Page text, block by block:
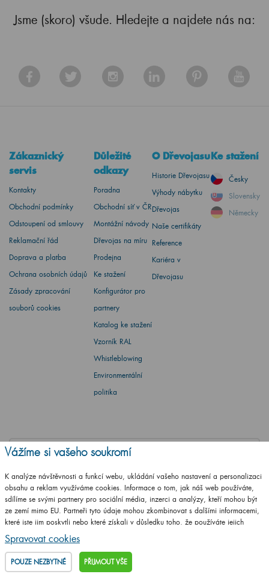
Jsme (skoro) všude. Hledejte a najdete nás na:
Zákaznický
servis
Kontakty
Obchodní podmínky
Odstoupení od smlouvy
Reklamační řád
Doprava a platba
Ochrana osobních údajů
Zásady zpracování
souborů cookies
Důležité
odkazy
Poradna
Obchodní síť v ČR
Montážní návody
Dřevojas na míru
Prodejna
Ke stažení
Konfigurátor pro
partnery
Katalog ke stažení
Vzorník RAL
Whistleblowing
Environmentální
politika
O Dřevojasu
Historie Dřevojasu
Výhody nábytku
Dřevojas
Naše certifikáty
Reference
Kariéra v
Dřevojasu
Ke stažení
Česky
Slovensky
Německy
Barbora Stoklasová
Máte dotaz? Ptejte se
+420461 653 937
Po - Pá: 8-17 hod.
info@drevojas.cz
Vážíme si vašeho soukromí
K analýze návštěvnosti a funkcí webu, ukládání vašeho nastavení a personalizaci
obsahu a reklam využíváme cookies. Informace o tom, jak náš web používáte,
sdílíme se svými partnery pro sociální média, inzerci a analýzy, kteří mohou být
ze zemí mimo EU. Partneři tyto údaje mohou zkombinovat s dalšími informacemi,
které jste jim poskytli nebo které získali v důsledku toho, že používáte jejich
služby.
Podrobné informace
Spravovat cookies
POUZE NEZBYTNÉ PŘIJMOUT VŠE